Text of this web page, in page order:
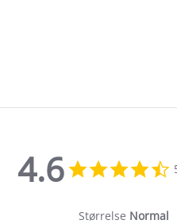
4.6
Størrelse Normal